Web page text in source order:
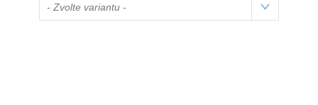
- Zvolte variantu -